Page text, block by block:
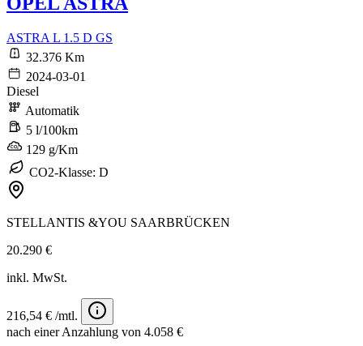
ASTRA L 1.5 D GS
32.376 Km
2024-03-01
Diesel
Automatik
5 l/100km
129 g/Km
CO2-Klasse: D
STELLANTIS &YOU SAARBRÜCKEN
20.290 €
inkl. MwSt.
216,54 € /mtl.
nach einer Anzahlung von 4.058 €